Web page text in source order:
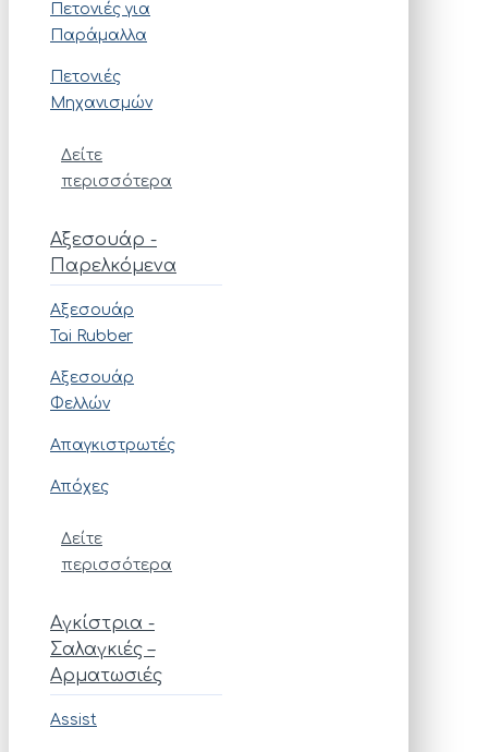
Πετονιές για
Παράμαλλα
Πετονιές
Μηχανισμών
Δείτε
περισσότερα
Αξεσουάρ -
Παρελκόμενα
Αξεσουάρ
Tai Rubber
Αξεσουάρ
Φελλών
Απαγκιστρωτές
Απόχες
Δείτε
περισσότερα
Αγκίστρια -
Σαλαγκιές –
Αρματωσιές
Assist